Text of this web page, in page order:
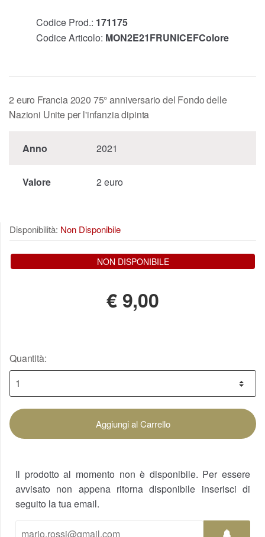
Codice Prod.: 171175
Codice Articolo: MON2E21FRUNICEFColore
2 euro Francia 2020 75° anniversario del Fondo delle
Nazioni Unite per l'infanzia dipinta
Anno 2021
Valore 2 euro
Disponibilità: Non Disponibile
NON DISPONIBILE
€ 9,00
Quantità:
Aggiungi al Carrello
Il prodotto al momento non è disponibile. Per essere
avvisato non appena ritorna disponibile inserisci di
seguito la tua email.